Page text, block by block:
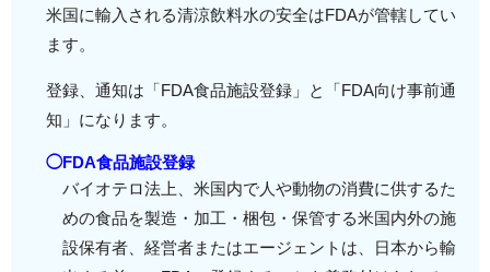
米国に輸入される清涼飲料水の安全はFDAが管轄してい
ます。
登録、通知は「FDA食品施設登録」と「FDA向け事前通
知」になります。
◯FDA食品施設登録
バイオテロ法上、米国内で人や動物の消費に供するた
めの食品を製造・加工・梱包・保管する米国内外の施
設保有者、経営者またはエージェントは、日本から輸